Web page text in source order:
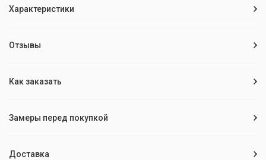
Характеристики
Отзывы
Как заказать
Замеры перед покупкой
Доставка